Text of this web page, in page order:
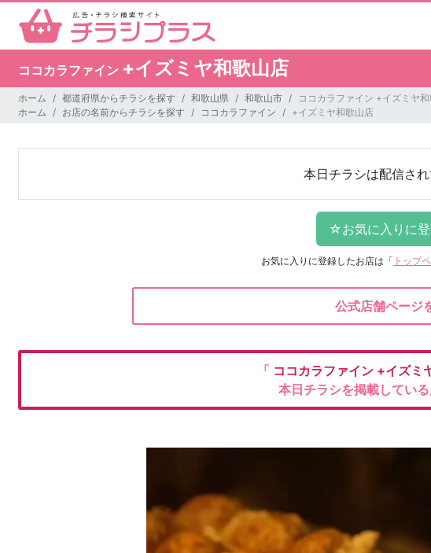
ココカラファイン +イズミヤ和歌山店
ホーム 都道府県からチラシを探す 和歌山県 和歌山市
ココカラファイン +イズミヤ
ホーム
お店の名前からチラシを探す ココカラファイン +イズミヤ和歌山店
本日チラシは配信さ
お気に入りに登録したお店は 「 トップ
公式店舗ページ
「 ココカラファイン +イズミ
本日チラシを掲載してい